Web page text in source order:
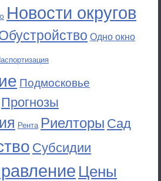
Новости округов
Одно окно
Подмосковье
Прогнозы
Рента Риелторы Сад
Субсидии
Цены